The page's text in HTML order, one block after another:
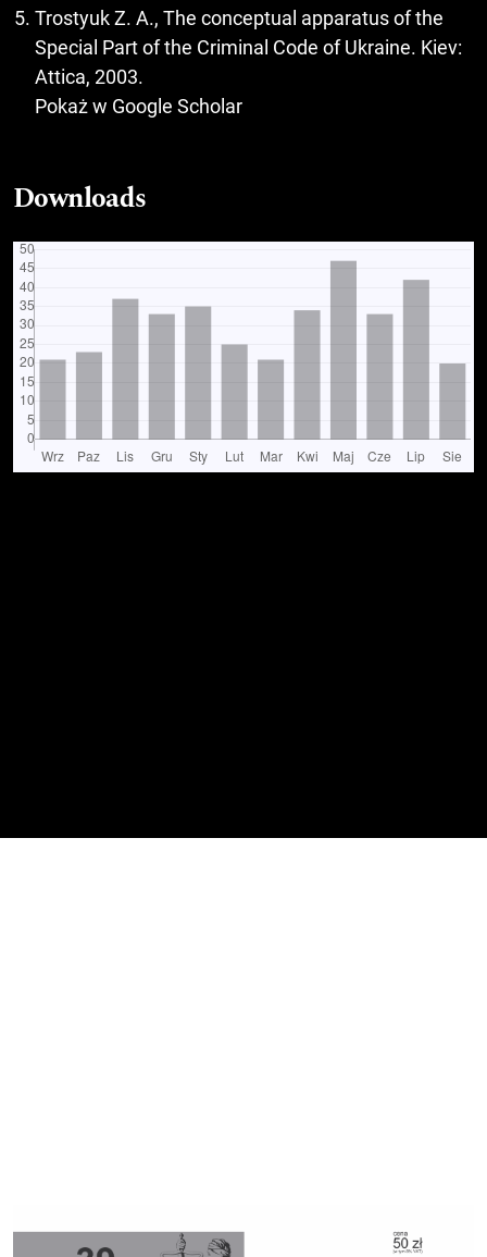
Trostyuk Z. A., The conceptual apparatus of the
Special Part of the Criminal Code of Ukraine. Kiev:
Attica, 2003.
Pokaż w Google Scholar
Downloads